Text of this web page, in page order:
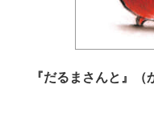
『だるまさんと』